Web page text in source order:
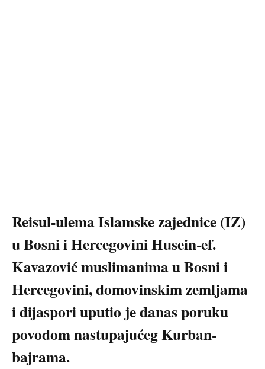
Reisul-ulema Islamske zajednice (IZ)
u Bosni i Hercegovini Husein-ef.
Kavazović muslimanima u Bosni i
Hercegovini, domovinskim zemljama
i dijaspori uputio je danas poruku
povodom nastupajućeg Kurban-
bajrama.